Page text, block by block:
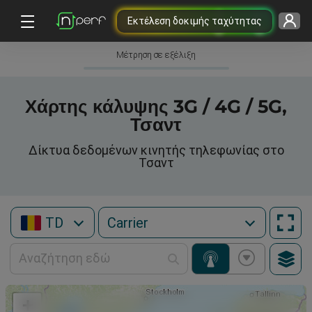
Εκτέλεση δοκιμής ταχύτητας
Μέτρηση σε εξέλιξη
Χάρτης κάλυψης 3G / 4G / 5G,
Τσαντ
Δίκτυα δεδομένων κινητής τηλεφωνίας στο
Τσαντ
TD